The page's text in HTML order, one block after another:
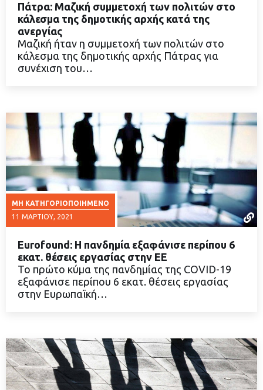
ΔΙΑΒΑΣΤΕ ΠΕΡΙΣΣΟΤΕΡΑ
Πάτρα: Μαζική συμμετοχή των πολιτών στο
κάλεσμα της δημοτικής αρχής κατά της
ανεργίας
Μαζική ήταν η συμμετοχή των πολιτών στο
κάλεσμα της δημοτικής αρχής Πάτρας για
συνέχιση του…
ΜΗ ΚΑΤΗΓΟΡΙΟΠΟΙΗΜΈΝΟ
11 ΜΑΡΤΊΟΥ, 2021
ΔΙΑΒΑΣΤΕ ΠΕΡΙΣΣΟΤΕΡΑ
Εurofound: Η πανδημία εξαφάνισε περίπου 6
εκατ. θέσεις εργασίας στην ΕΕ
Το πρώτο κύμα της πανδημίας της COVID-19
εξαφάνισε περίπου 6 εκατ. θέσεις εργασίας
στην Ευρωπαϊκή…